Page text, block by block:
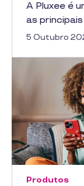
A Pluxee é
as
5 Outubro
Produtos